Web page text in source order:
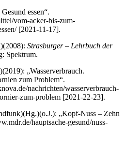
essen“.
vom-acker-bis-zum-
[2021-11-17].
Strasburger – Lehrbuch der
Spektrum.
„Wasserverbrauch.
zum Problem“.
nachrichten/wasserverbrauch-
zum-problem [2021-22-23].
„Kopf-Nuss – Zehn
hauptsache-gesund/nuss-